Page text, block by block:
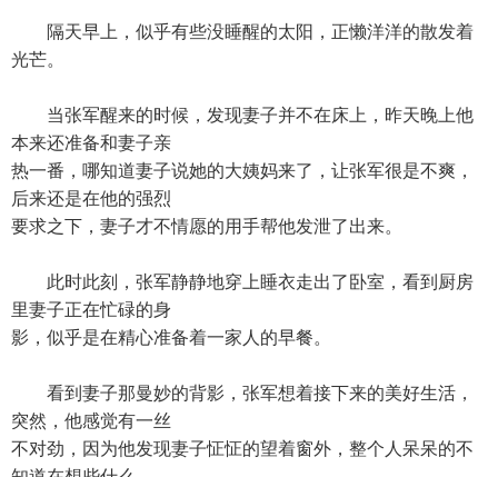
隔天早上，似乎有些没睡醒的太阳，正懒洋洋的散发着
光芒。
当张军醒来的时候，发现妻子并不在床上，昨天晚上他
本来还准备和妻子亲
热一番，哪知道妻子说她的大姨妈来了，让张军很是不爽，
后来还是在他的强烈
要求之下，妻子才不情愿的用手帮他发泄了出来。
此时此刻，张军静静地穿上睡衣走出了卧室，看到厨房
里妻子正在忙碌的身
影，似乎是在精心准备着一家人的早餐。
看到妻子那曼妙的背影，张军想着接下来的美好生活，
突然，他感觉有一丝
不对劲，因为他发现妻子怔怔的望着窗外，整个人呆呆的不